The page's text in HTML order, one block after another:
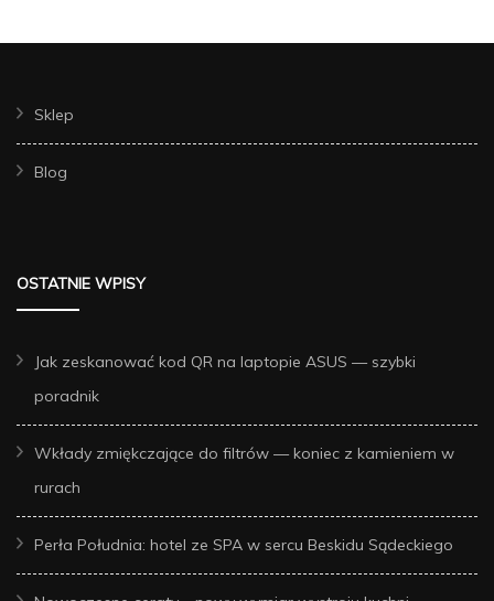
Sklep
Blog
OSTATNIE WPISY
Jak zeskanować kod QR na laptopie ASUS — szybki
poradnik
Wkłady zmiękczające do filtrów — koniec z kamieniem w
rurach
Perła Południa: hotel ze SPA w sercu Beskidu Sądeckiego